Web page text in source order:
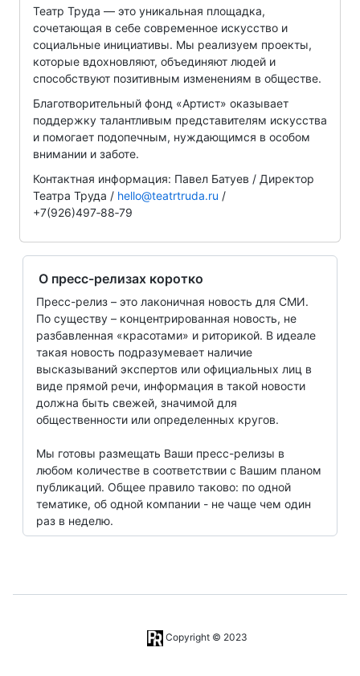
Театр Труда — это уникальная площадка,
сочетающая в себе современное искусство и
социальные инициативы. Мы реализуем проекты,
которые вдохновляют, объединяют людей и
способствуют позитивным изменениям в обществе.
Благотворительный фонд «Артист» оказывает
поддержку талантливым представителям искусства
и помогает подопечным, нуждающимся в особом
внимании и заботе.
Контактная информация: Павел Батуев / Директор
Театра Труда / hello@teatrtruda.ru /
+7(926)497‑88‑79
О пресс-релизах коротко
Пресс-релиз – это лаконичная новость для СМИ.
По существу – концентрированная новость, не
разбавленная «красотами» и риторикой. В идеале
такая новость подразумевает наличие
высказываний экспертов или официальных лиц в
виде прямой речи, информация в такой новости
должна быть свежей, значимой для
общественности или определенных кругов.
Мы готовы размещать Ваши пресс-релизы в
любом количестве в соответствии с Вашим планом
публикаций. Общее правило таково: по одной
тематике, об одной компании - не чаще чем один
раз в неделю.
Copyright © 2023